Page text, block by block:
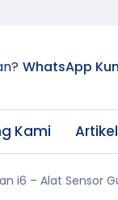
WhatsApp
Kami Artikel
i6 – Alat Sensor